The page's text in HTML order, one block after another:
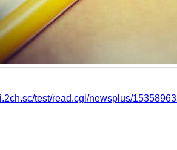
test/read.cgi/newsplus/